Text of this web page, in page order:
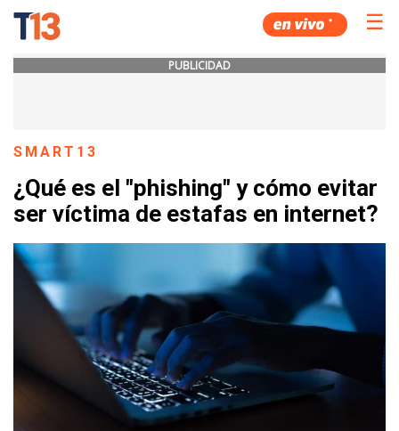
☰
PUBLICIDAD
SMART13
¿Qué es el "phishing" y cómo evitar
ser víctima de estafas en internet?